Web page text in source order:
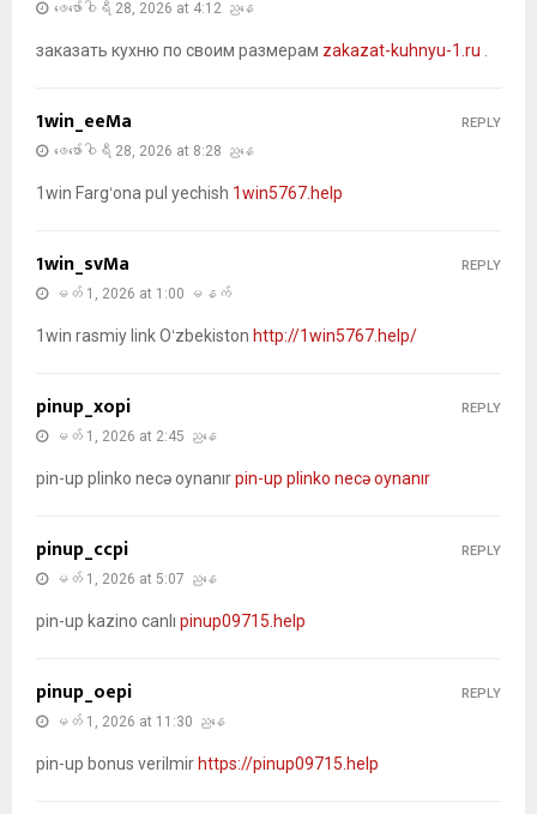
ဖေ‌ဖော်ဝါရီ 28, 2026 at 4:12 ညနေ
заказать кухню по своим размерам zakazat-kuhnyu-1.ru .
1win_eeMa
ဖေ‌ဖော်ဝါရီ 28, 2026 at 8:28 ညနေ
1win Fargʻona pul yechish 1win5767.help
REPLY
1win_svMa
မတ် 1, 2026 at 1:00 မနက်
1win rasmiy link Oʻzbekiston http://1win5767.help/
REPLY
pinup_xopi
မတ် 1, 2026 at 2:45 ညနေ
pin-up plinko necə oynanırpin-up plinko necə oynanır
REPLY
pinup_ccpi
မတ် 1, 2026 at 5:07 ညနေ
pin-up kazino canlı pinup09715.help
REPLY
pinup_oepi
မတ် 1, 2026 at 11:30 ညနေ
pin-up bonus verilmir https://pinup09715.help
REPLY